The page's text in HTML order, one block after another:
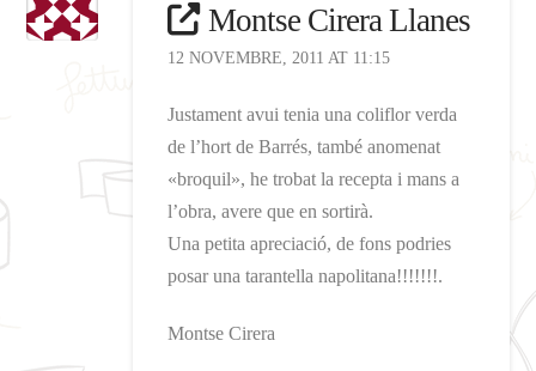
Montse Cirera Llanes
12 NOVEMBRE, 2011 AT 11:15
Justament avui tenia una coliflor verda
de l’hort de Barrés, també anomenat
«broquil», he trobat la recepta i mans a
l’obra, avere que en sortirà.
Una petita apreciació, de fons podries
posar una tarantella napolitana!!!!!!!.
Montse Cirera